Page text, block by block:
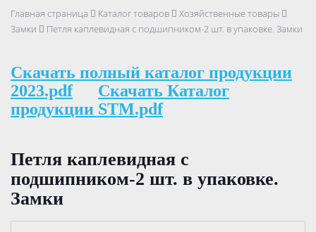
Главная страница Каталог товаров
Хозяйственные товары
Замки
Петля каплевидная с подшипником-2 шт. в упаковке. Замки
Скачать полный каталог продукции
2023.pdf
Скачать Каталог
продукции STM.pdf
Петля каплевидная с
подшипником-2 шт. в упаковке.
Замки